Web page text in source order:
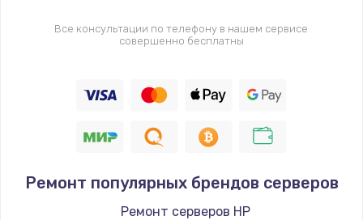
Все консультации по телефону в нашем сервисе
совершенно бесплатны
Ремонт популярных брендов серверов
Ремонт серверов HP